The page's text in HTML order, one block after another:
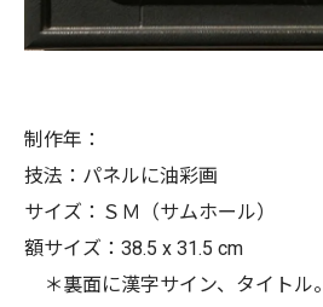
制作年：
技法：パネルに油彩画
サイズ：ＳＭ（サムホール）
額サイズ：38.5 x 31.5 cm
＊裏面に漢字サイン、タイトル。